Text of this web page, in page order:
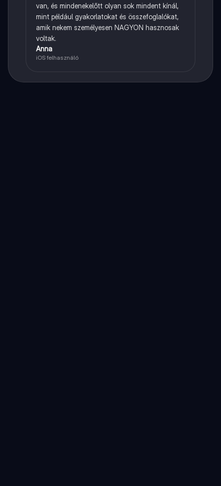
van, és mindenekelőtt olyan sok mindent kínál,
mint például gyakorlatokat és összefoglalókat,
amik nekem személyesen NAGYON hasznosak
voltak.
Anna
iOS felhasználó